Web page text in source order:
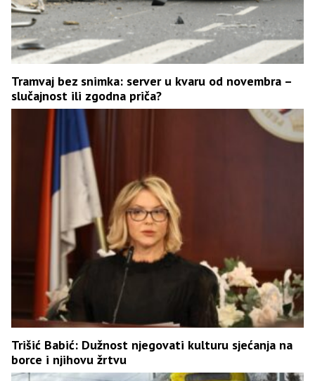
Tramvaj bez snimka: server u kvaru od novembra –
slučajnost ili zgodna priča?
Trišić Babić: Dužnost njegovati kulturu sjećanja na
borce i njihovu žrtvu